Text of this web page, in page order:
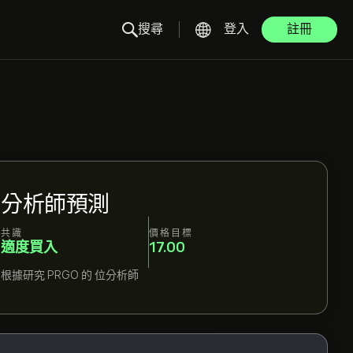
搜尋 登入 註冊
分析師預測
共識
適度買入
價格目標
17.00
根據研究 PRGO 的 位分析師